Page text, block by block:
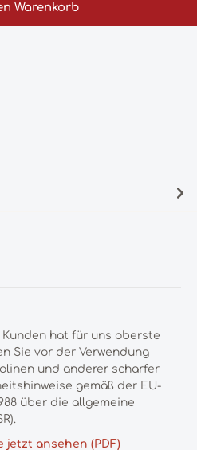
Warenkorb
hat für uns oberste
Sie vor der Verwendung
und anderer scharfer
gemäß der EU-
über die allgemeine
ansehen (PDF)